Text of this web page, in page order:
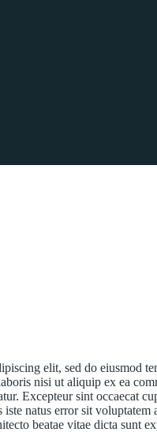
elit, sed do eiusmod
nisi ut aliquip ex ea
Excepteur sint occaecat
natus error sit
beatae vitae dicta sunt